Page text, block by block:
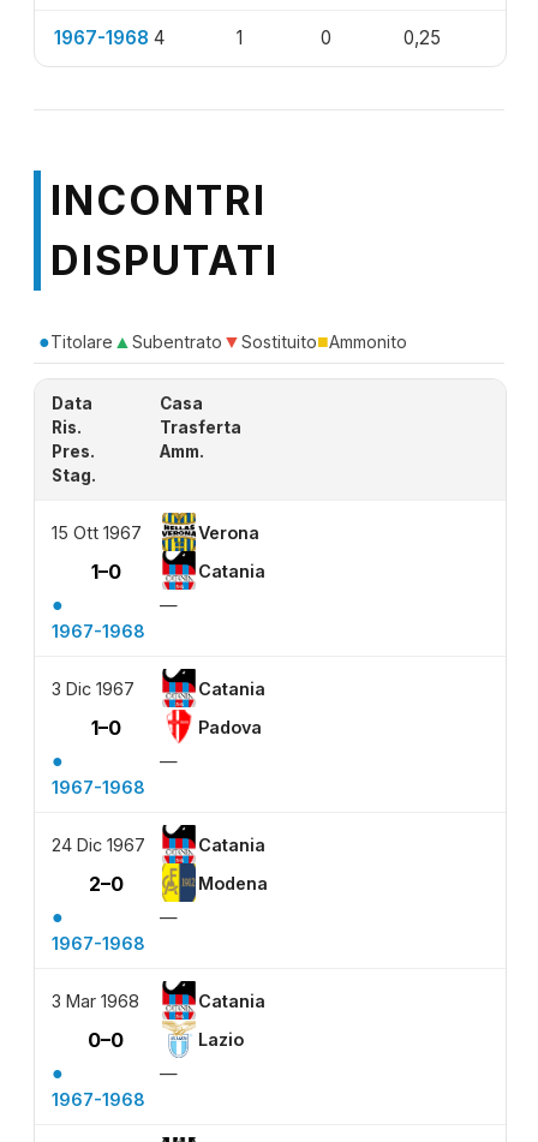
1967-1968 4 1 0 0,25
INCONTRI
DISPUTATI
●Titolare ▲Subentrato ▼Sostituito■Ammonito
Data
Casa
Ris.
Trasferta
Pres.
Amm.
Stag.
15 Ott 1967 Verona
1–0 Catania
●
—
1967-1968
3 Dic 1967 Catania
1–0 Padova
●
—
1967-1968
24 Dic 1967 Catania
2–0 Modena
●
—
1967-1968
3 Mar 1968 Catania
0–0 Lazio
●
—
1967-1968